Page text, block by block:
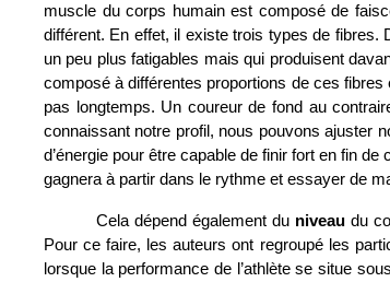
muscle du corps humain est composé de
différent. En effet, il existe trois types de fibres.
un peu plus fatigables mais qui produisent
composé à différentes proportions de ces
pas longtemps. Un coureur de fond au
connaissant notre profil, nous pouvons ajuster
d’énergie pour être capable de finir fort en fin
gagnera à partir dans le rythme et essayer de
Cela dépend également du niveau du
Pour ce faire, les auteurs ont regroupé les
lorsque la performance de l’athlète se situe